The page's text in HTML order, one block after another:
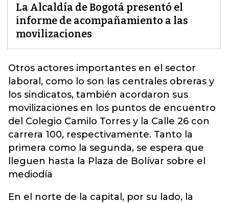
La Alcaldía de Bogotá presentó el
informe de acompañamiento a las
movilizaciones
Otros actores importantes en el sector
laboral, como lo son las centrales obreras y
los sindicatos, también acordaron sus
movilizaciones en los puntos de encuentro
del Colegio Camilo Torres y la Calle 26 con
carrera 100, respectivamente. Tanto la
primera como la segunda, se espera que
lleguen hasta la Plaza de Bolívar sobre el
mediodía
En el norte de la capital, por su lado, la